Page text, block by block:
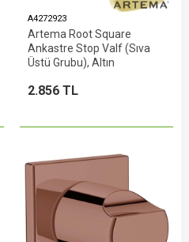
A4272923
Artema Root Square
Ankastre Stop Valf (Sıva
Üstü Grubu), Altın
2.856 TL